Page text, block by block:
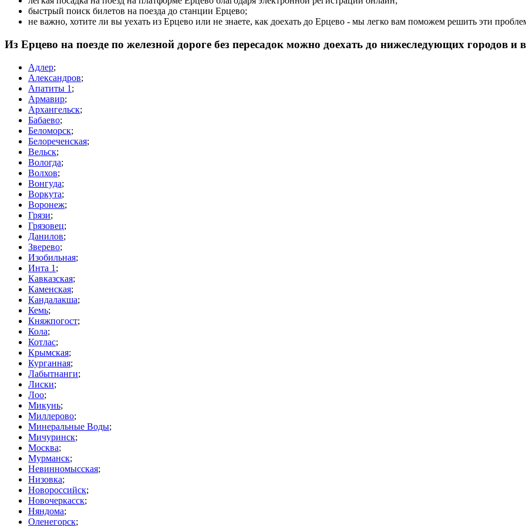
быстрый поиск билетов на поезда до станции Ерцево;
не важно, хотите ли вы уехать из Ерцево или не знаете, как доехать до Ерцево - мы легко вам поможем решить эти
Из Ерцево на поезде по железной дороге без пересадок можно доехать до нижеследующих городов и
Адлер;
Александров;
Апатиты 1 ;
Армавир;
Архангельск;
Бабаево;
Беломорск;
Белореченская;
Вельск;
Вологда;
Волхов;
Вонгуда;
Воркута;
Воронеж;
Грязи;
Грязовец;
Данилов;
Зверево;
Изобильная;
Инта 1 ;
Кавказская;
Каменская;
Кандалакша;
Кемь;
Княжпогост;
Кола;
Котлас;
Крымская;
Курганная;
Лабытнанги;
Лиски;
Лоо;
Микунь;
Миллерово;
Минеральные Воды;
Мичуринск;
Москва;
Мурманск;
Невинномысская;
Низовка;
Новороссийск;
Новочеркасск;
Няндома;
Оленегорск;